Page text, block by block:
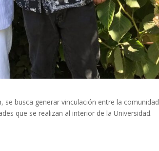
busca generar vinculación entre la comunidad
que se realizan al interior de la Universidad.